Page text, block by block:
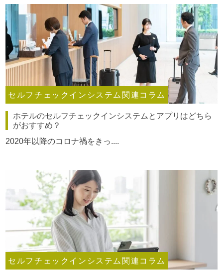
セルフチェックインシステム関連コラム
ホテルのセルフチェックインシステムとアプリはどちら
がおすすめ？
2020年以降のコロナ禍をきっ....
セルフチェックインシステム関連コラム